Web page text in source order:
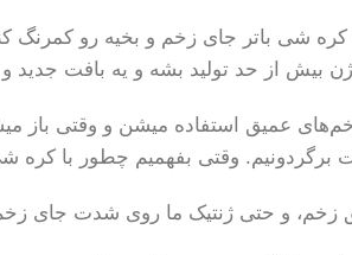
کره شی باتر جای زخم و بخیه رو
بیش از حد تولید بشه و یه بافت
عمیق استفاده میشن و وقتی باز
وقتی بفهمیم چطور با کره
و حتی ژنتیک ما روی شدت جای زخم